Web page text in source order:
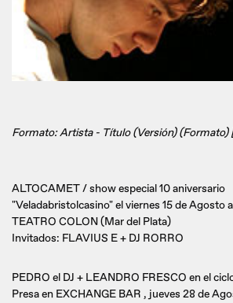
Formato: Artista - Título (Versión) (Formato)
ALTOCAMET / show especial 10 aniversario
"Veladabristolcasino" el viernes 15 de Agosto
TEATRO COLON (Mar del Plata)
Invitados: FLAVIUS E + DJ RORRO
PEDRO el DJ + LEANDRO FRESCO en el
Presa en EXCHANGE BAR , jueves 28 de